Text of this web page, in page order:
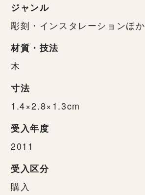
ジャンル
彫刻・インスタレーションほか
材質・技法
木
寸法
1.4×2.8×1.3cm
受入年度
2011
受入区分
購入